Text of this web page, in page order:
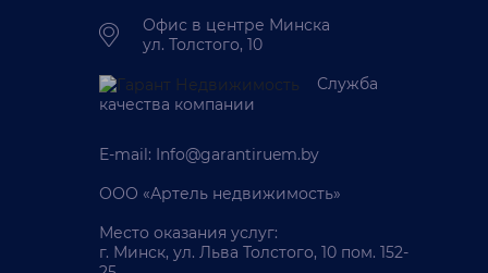
Офис в центре Минска
ул. Толстого, 10
Служба
качества компании
E-mail: Info@garantiruem.by
ООО «Артель недвижимость»
Место оказания услуг:
г. Минск, ул. Льва Толстого, 10 пом. 152-